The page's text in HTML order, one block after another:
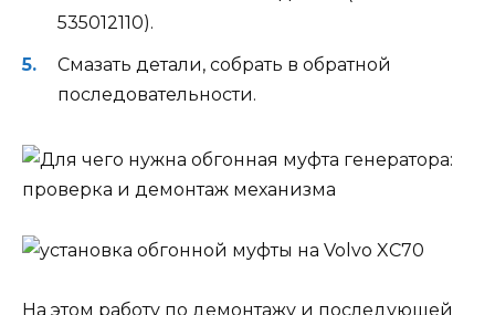
535012110).
Смазать детали, собрать в обратной
последовательности.
На этом работу по демонтажу и последующей